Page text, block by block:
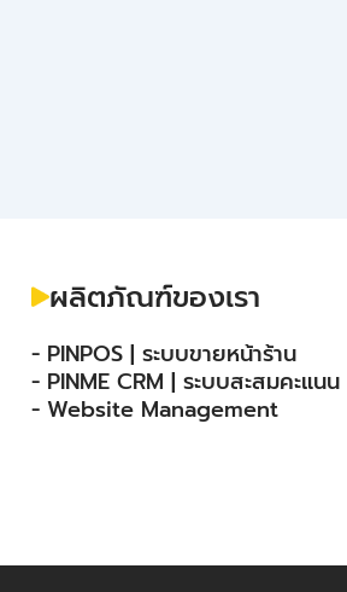
ผลิตภัณฑ์ของเรา
- PINPOS | ระบบขายหน้าร้าน
- PINME CRM | ระบบสะสมคะแนน
- Website Management